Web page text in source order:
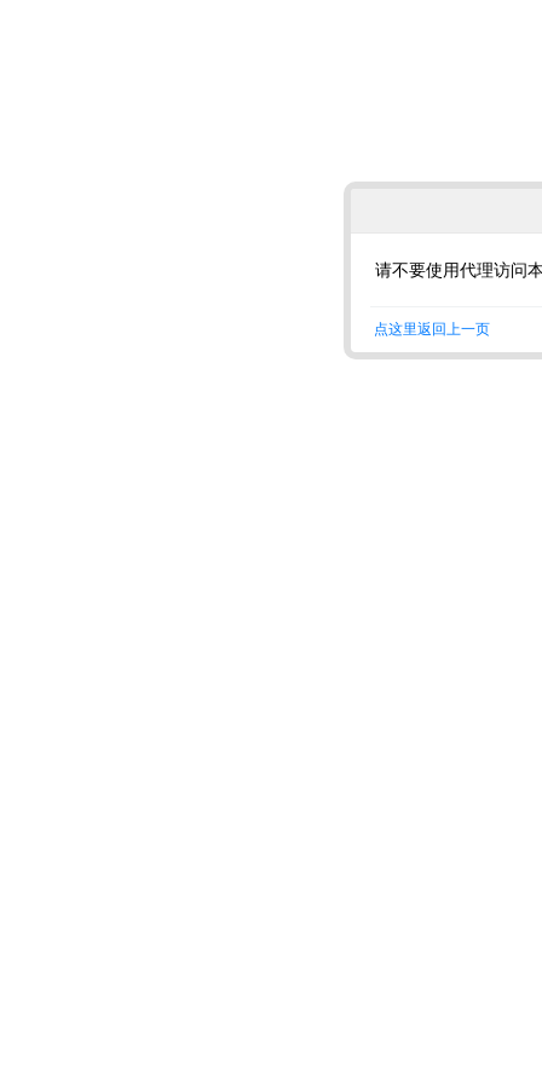
请不要使用代理访问
点这里返回上一页